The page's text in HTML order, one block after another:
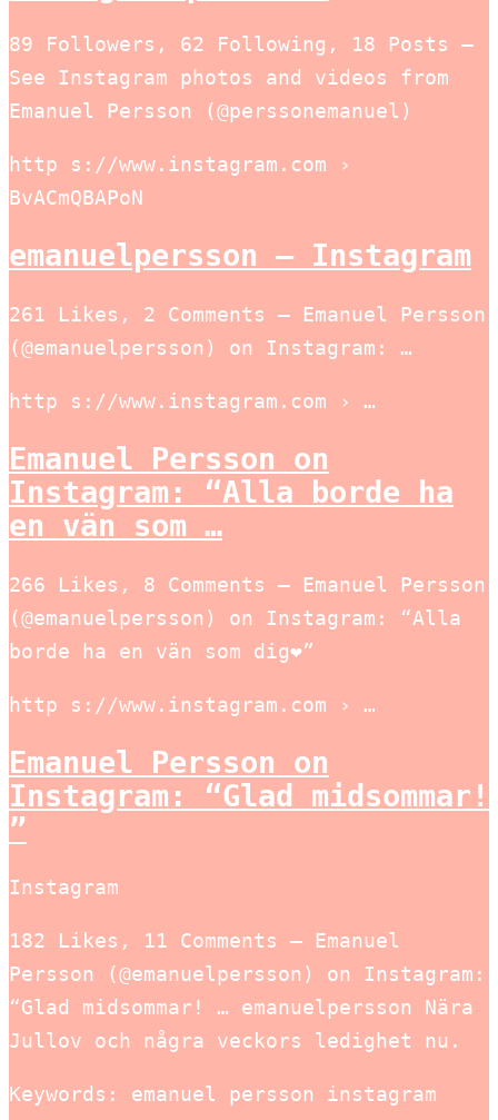
89 Followers, 62 Following, 18 Posts –
See Instagram photos and videos from
Emanuel Persson (@perssonemanuel)
http s://www.instagram.com ›
BvACmQBAPoN
emanuelpersson – Instagram
261 Likes, 2 Comments – Emanuel Persson
(@emanuelpersson) on Instagram: …
http s://www.instagram.com › …
Emanuel Persson on
Instagram: “Alla borde ha
en vän som …
266 Likes, 8 Comments – Emanuel Persson
(@emanuelpersson) on Instagram: “Alla
borde ha en vän som dig❤️”
http s://www.instagram.com › …
Emanuel Persson on
Instagram: “Glad midsommar!
”
Instagram
182 Likes, 11 Comments – Emanuel
Persson (@emanuelpersson) on Instagram:
“Glad midsommar! … emanuelpersson Nära
Jullov och några veckors ledighet nu.
Keywords: emanuel persson instagram